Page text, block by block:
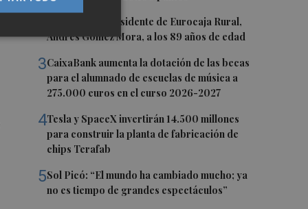
Fallece el expresidente de Eurocaja Rural,
Andrés Gómez Mora, a los 89 años de edad
3CaixaBank aumenta la dotación de las becas
para el alumnado de escuelas de música a
275.000 euros en el curso 2026-2027
4Tesla y SpaceX invertirán 14.500 millones
para construir la planta de fabricación de
chips Terafab
5Sol Picó: “El mundo ha cambiado mucho; ya
no es tiempo de grandes espectáculos”